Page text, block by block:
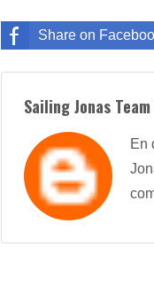
Share on
Sailing Jonas
En